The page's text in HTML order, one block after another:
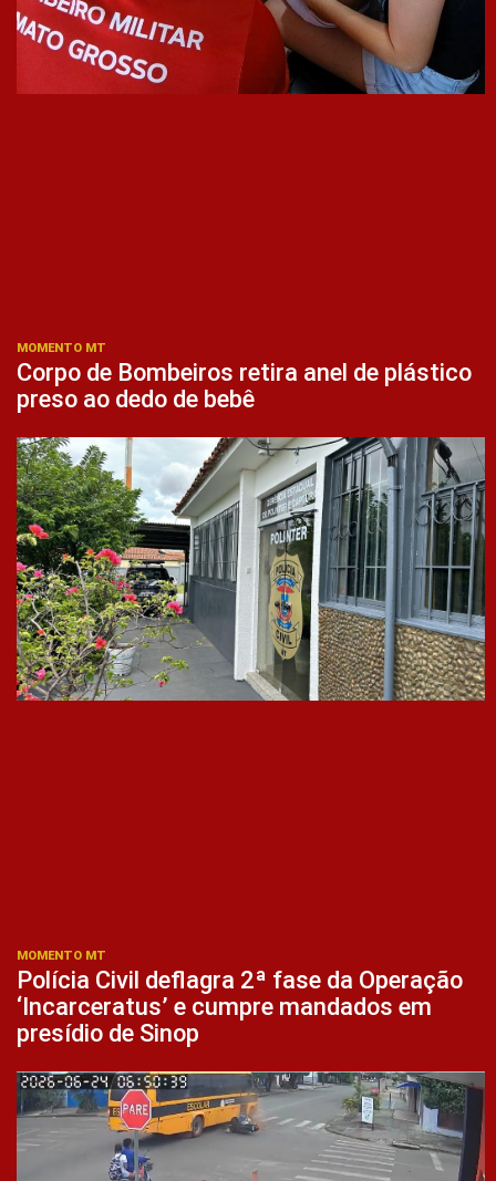
MOMENTO MT
Corpo de Bombeiros retira anel de plástico
preso ao dedo de bebê
MOMENTO MT
Polícia Civil deflagra 2ª fase da Operação
‘Incarceratus’ e cumpre mandados em
presídio de Sinop